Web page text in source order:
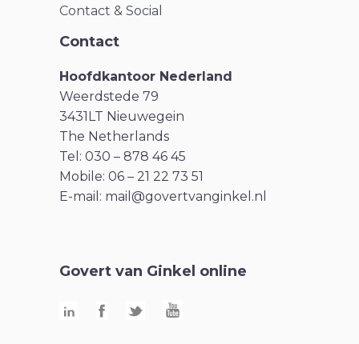
Contact & Social
Contact
Hoofdkantoor Nederland
Weerdstede 79
3431LT Nieuwegein
The Netherlands
Tel: 030 – 878 46 45
Mobile: 06 – 21 22 73 51
E-mail: mail@govertvanginkel.nl
Govert van Ginkel online